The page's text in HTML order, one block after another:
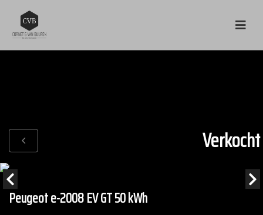
Verkocht
Peugeot e-2008 EV GT 50 kWh